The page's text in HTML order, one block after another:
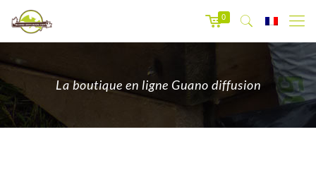
0
La boutique en ligne Guano diffusion